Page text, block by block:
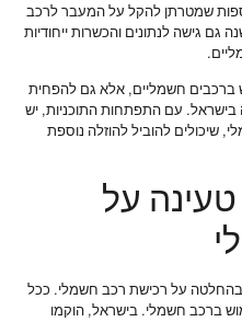
שמטרתן להקל על המעבר לרכב
גישה לנתונים והכשרות ייחודיות
ברכבים חשמליים, אלא גם להפחית
בישראל. עם התפתחות התוכניות, יש
שיכולים להוביל להוזלה נוספת
על
בהחלטה על רכישת רכב חשמלי. ככל
ברכב חשמלי. בישראל, הוקמו